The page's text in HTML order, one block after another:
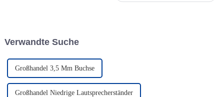
Verwandte Suche
Großhandel 3,5 Mm Buchse
Großhandel Niedrige Lautsprecherständer